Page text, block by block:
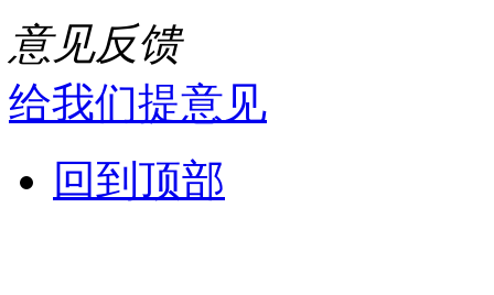
意见反馈
给我们提意见
回到顶部